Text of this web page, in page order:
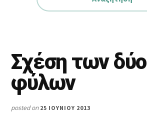
Σχέση των δύο
φύλων
posted on 25 ΙΟΥΝΊΟΥ 2013